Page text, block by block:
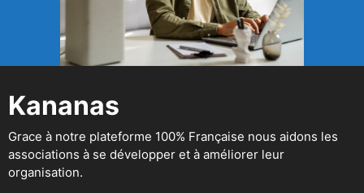
Kananas
Grace à notre plateforme 100% Française nous aidons les
associations à se développer et à améliorer leur
organisation.